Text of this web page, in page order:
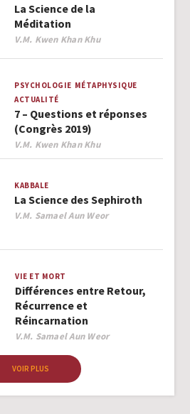
La Science de la
Méditation
Author
V.M. Kwen Khan Khu
PSYCHOLOGIE MÉTAPHYSIQUE
ACTUALITÉ
7 – Questions et réponses
(Congrès 2019)
Author
V.M. Kwen Khan Khu
KABBALE
La Science des Sephiroth
Author
V.M. Samael Aun Weor
VIE ET MORT
Différences entre Retour,
Récurrence et
Réincarnation
Author
V.M. Samael Aun Weor
VOIR PLUS